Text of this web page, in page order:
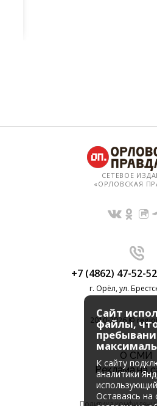
СЕТЕВОЕ
«ОРЛОВСКАЯ
+7 (4862) 47-52-52
г. Орёл, ул.
2010-2026 ©
О СМИ
Реклама на
Политика
Сайт
файлы,
К cайту
аналитики
Оставаясь на